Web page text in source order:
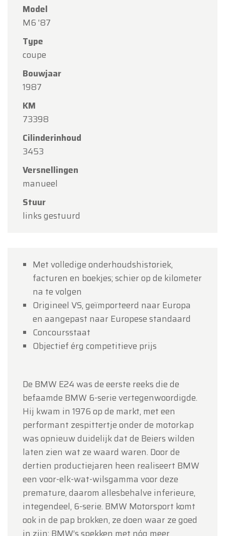
Model
M6 '87
Type
coupe
Bouwjaar
1987
KM
73398
Cilinderinhoud
3453
Versnellingen
manueel
Stuur
links gestuurd
Met volledige onderhoudshistoriek,
facturen en boekjes; schier op de kilometer
na te volgen
Origineel VS, geïmporteerd naar Europa
en aangepast naar Europese standaard
Concoursstaat
Objectief érg competitieve prijs
De BMW E24 was de eerste reeks die de
befaamde BMW 6-serie vertegenwoordigde.
Hij kwam in 1976 op de markt, met een
performant zespittertje onder de motorkap
was opnieuw duidelijk dat de Beiers wilden
laten zien wat ze waard waren. Door de
dertien productiejaren heen realiseert BMW
een voor-elk-wat-wilsgamma voor deze
premature, daarom allesbehalve inferieure,
integendeel, 6-serie. BMW Motorsport komt
ook in de pap brokken, ze doen waar ze goed
Oldtimerfarm
Beste klanten,
Oldtimerfarm zal
augustus
Onze showroom is
maandag 10 augustus tot en met vrijdag 14
augustusvolgens de normale openingsuren.
Maandag 17 augustus
afspraak
Bedankt voor uw begrip en graag tot binnenkort!